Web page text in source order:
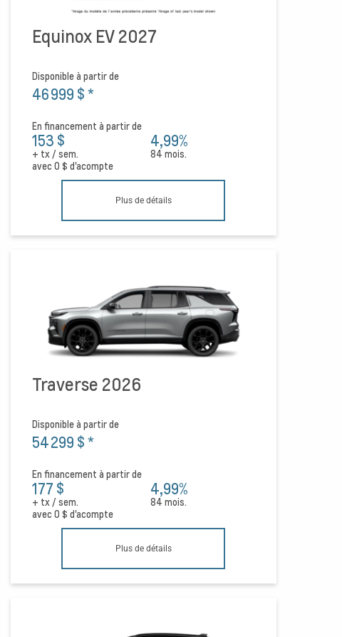
Equinox EV 2027
Disponible à partir de
46 999 $*
En financement à partir de
153 $
+ tx / sem.
4,99%
84 mois.
avec 0 $ d'acompte
Plus de détails
Traverse 2026
Disponible à partir de
54 299 $*
En financement à partir de
177 $
+ tx / sem.
4,99%
84 mois.
avec 0 $ d'acompte
Plus de détails